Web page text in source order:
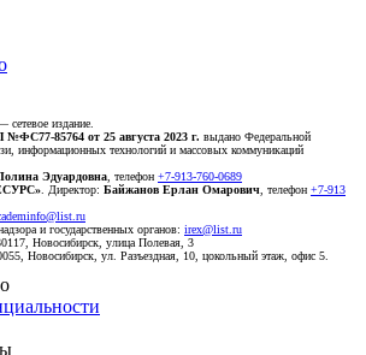
сетевое издание.
№ФС77-85764 от 25 августа 2023 г. выдано Федеральной
информационных технологий и массовых коммуникаций
Эдуардовна , телефон +7-913-760-0689
. Директор: Байжанов Ерлан Омарович , телефон +7-913
и государственных органов: irex@list.ru
Новосибирск, улица Полевая, 3
Новосибирск, ул. Разъездная, 10, цокольный этаж, офис 5.